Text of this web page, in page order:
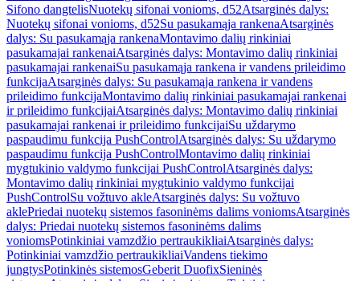
Sifono dangtelisNuotekų sifonai vonioms, d52Atsarginės dalys:
Nuotekų sifonai vonioms, d52Su pasukamąja rankenaAtsarginės
dalys: Su pasukamąja rankenaMontavimo dalių rinkiniai
pasukamajai rankenaiAtsarginės dalys: Montavimo dalių rinkiniai
pasukamajai rankenaiSu pasukamąja rankena ir vandens prileidimo
funkcijaAtsarginės dalys: Su pasukamąja rankena ir vandens
prileidimo funkcijaMontavimo dalių rinkiniai pasukamajai rankenai
ir prileidimo funkcijaiAtsarginės dalys: Montavimo dalių rinkiniai
pasukamajai rankenai ir prileidimo funkcijaiSu uždarymo
paspaudimu funkcija PushControlAtsarginės dalys: Su uždarymo
paspaudimu funkcija PushControlMontavimo dalių rinkiniai
mygtukinio valdymo funkcijai PushControlAtsarginės dalys:
Montavimo dalių rinkiniai mygtukinio valdymo funkcijai
PushControlSu vožtuvo akleAtsarginės dalys: Su vožtuvo
aklePriedai nuotekų sistemos fasoninėms dalims voniomsAtsarginės
dalys: Priedai nuotekų sistemos fasoninėms dalims
voniomsPotinkiniai vamzdžio pertraukikliaiAtsarginės dalys:
Potinkiniai vamzdžio pertraukikliaiVandens tiekimo
jungtysPotinkinės sistemosGeberit DuofixSieninės